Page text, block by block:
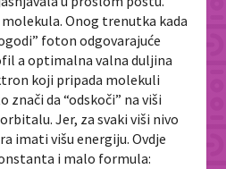
Onog trenutka kada
foton odgovarajuće
a optimalna valna duljina
koji pripada molekuli
da “odskoči” na viši
Jer, za svaki viši nivo
imati višu energiju. Ovdje
i malo formula: